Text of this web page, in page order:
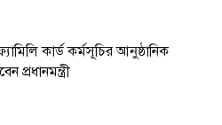
কার্ড কর্মসূচির আনুষ্ঠানিক
প্রধানমন্ত্রী